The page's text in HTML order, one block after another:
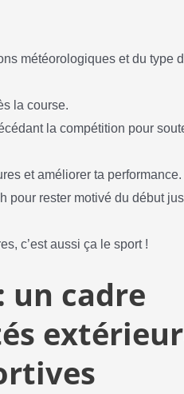
météorologiques et du type
la course.
la compétition pour
et améliorer ta performance.
pour rester motivé du début
c’est aussi ça le sport !
un cadre